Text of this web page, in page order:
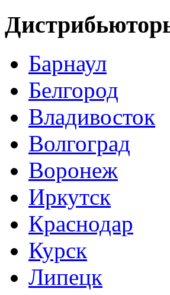
Барнаул
Белгород
Владивосток
Волгоград
Воронеж
Иркутск
Краснодар
Курск
Липецк